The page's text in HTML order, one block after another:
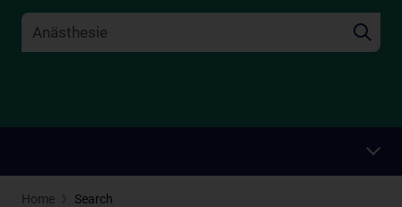
Home Search